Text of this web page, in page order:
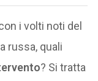
i volti noti del
russa, quali
? Si tratta